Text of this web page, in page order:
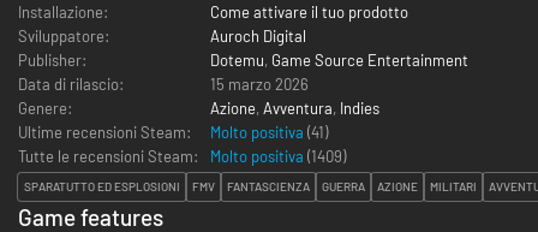
Installazione:
Come attivare il tuo prodotto
Sviluppatore:
Auroch Digital
Publisher:
Dotemu, Game Source Entertainment
Data di rilascio:
15 marzo 2026
Genere:
Azione, Avventura, Indies
Ultime recensioni Steam:
Molto positiva (41)
Tutte le recensioni Steam:
Molto positiva (1409)
SPARATUTTO ED ESPLOSIONI FMV FANTASCIENZA GUERRA AZIONE MILITARI
Game features